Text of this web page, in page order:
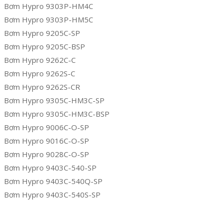
Bơm Hypro 9303P-HM4C
Bơm Hypro 9303P-HM5C
Bơm Hypro 9205C-SP
Bơm Hypro 9205C-BSP
Bơm Hypro 9262C-C
Bơm Hypro 9262S-C
Bơm Hypro 9262S-CR
Bơm Hypro 9305C-HM3C-SP
Bơm Hypro 9305C-HM3C-BSP
Bơm Hypro 9006C-O-SP
Bơm Hypro 9016C-O-SP
Bơm Hypro 9028C-O-SP
Bơm Hypro 9403C-540-SP
Bơm Hypro 9403C-540Q-SP
Bơm Hypro 9403C-540S-SP